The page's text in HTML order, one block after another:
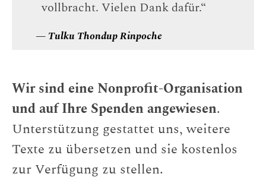
vollbracht. Vielen Dank dafür.“
—Tulku Thondup Rinpoche
Wir sind eine Nonprofit-Organisation
und auf Ihre Spenden angewiesen.
Unterstützung gestattet uns, weitere
Texte zu übersetzen und sie kostenlos
zur Verfügung zu stellen.